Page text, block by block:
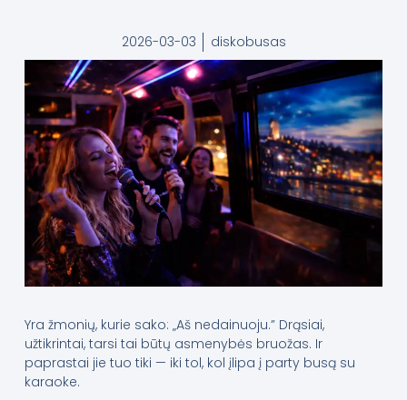
2026-03-03 diskobusas
Yra žmonių, kurie sako: „Aš nedainuoju.” Drąsiai,
užtikrintai, tarsi tai būtų asmenybės bruožas. Ir
paprastai jie tuo tiki — iki tol, kol įlipa į party busą su
karaoke.